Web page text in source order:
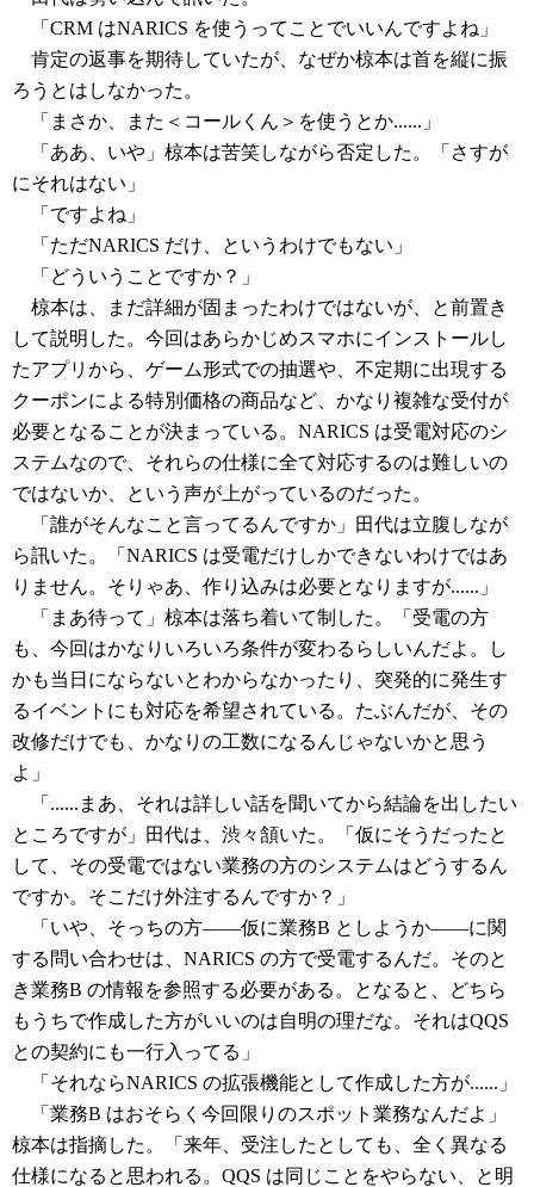
「CRM はNARICS を使うってことでいいんですよね」
肯定の返事を期待していたが、なぜか椋本は首を縦に振
ろうとはしなかった。
「まさか、また＜コールくん＞を使うとか......」
「ああ、いや」椋本は苦笑しながら否定した。「さすが
にそれはない」
「ですよね」
「ただNARICS だけ、というわけでもない」
「どういうことですか？」
椋本は、まだ詳細が固まったわけではないが、と前置き
して説明した。今回はあらかじめスマホにインストールし
たアプリから、ゲーム形式での抽選や、不定期に出現する
クーポンによる特別価格の商品など、かなり複雑な受付が
必要となることが決まっている。NARICS は受電対応のシ
ステムなので、それらの仕様に全て対応するのは難しいの
ではないか、という声が上がっているのだった。
「誰がそんなこと言ってるんですか」田代は立腹しなが
ら訊いた。「NARICS は受電だけしかできないわけではあ
りません。そりゃあ、作り込みは必要となりますが......」
「まあ待って」椋本は落ち着いて制した。「受電の方
も、今回はかなりいろいろ条件が変わるらしいんだよ。し
かも当日にならないとわからなかったり、突発的に発生す
るイベントにも対応を希望されている。たぶんだが、その
改修だけでも、かなりの工数になるんじゃないかと思う
よ」
「......まあ、それは詳しい話を聞いてから結論を出したい
ところですが」田代は、渋々頷いた。「仮にそうだったと
して、その受電ではない業務の方のシステムはどうするん
ですか。そこだけ外注するんですか？」
「いや、そっちの方――仮に業務B としようか――に関
する問い合わせは、NARICS の方で受電するんだ。そのと
き業務B の情報を参照する必要がある。となると、どちら
もうちで作成した方がいいのは自明の理だな。それはQQS
との契約にも一行入ってる」
「それならNARICS の拡張機能として作成した方が......」
「業務B はおそらく今回限りのスポット業務なんだよ」
椋本は指摘した。「来年、受注したとしても、全く異なる
仕様になると思われる。QQS は同じことをやらない、と明